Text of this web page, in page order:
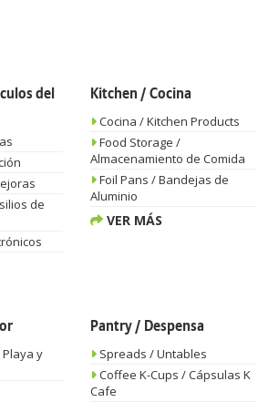
del
de
Kitchen / Cocina
Cocina / Kitchen Products
Food Storage /
Almacenamiento de Comida
Foil Pans / Bandejas de
Aluminio
VER MÁS
y
Pantry / Despensa
Spreads / Untables
Coffee K-Cups / Cápsulas K
Cafe